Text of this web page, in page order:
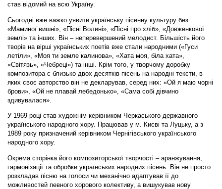
став відомий на всю Україну.
Сьогодні вже важко уявити українську пісенну культуру без
«Маминої вишні», «Пісні Волині», «Пісні про хліб», «Довженкової
землі» та інших. Він – неперевершений мелодист. Більшість його
творів на вірші українських поетів вже стали народними («Гуси
летіли», «Моя ти земле калинова», «Хата моя, біла хата»,
«Світязь», «Чебреці») та інші. Крім того, у творчому доробку
композитора є близько двох десятків пісень на народні тексти, в
яких своє авторство він не декларував, серед них: «Ой я маю чорні
брови», «Ой не плавай лебедонько», «Сама собі дівчино
здивувалася».
У 1969 році став художнім керівником Черкаського державного
українського народного хору. Працював у м. Києві та Луцьку, а з
1989 року призначений керівником Чернігівського українського
народного хору.
Окрема сторінка його композиторської творчості – аранжування,
гармонізації та обробки українських народних пісень. Він не просто
розкладав пісню на голоси чи механічно адаптував її до
можливостей певного хорового колективу, а вишукував нову